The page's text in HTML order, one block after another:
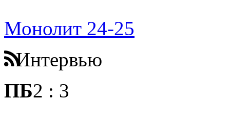
Монолит 24-25
Интервью
ПБ2 : 3